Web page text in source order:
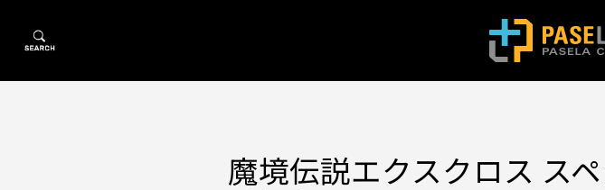
魔境伝説エクスクロス ス